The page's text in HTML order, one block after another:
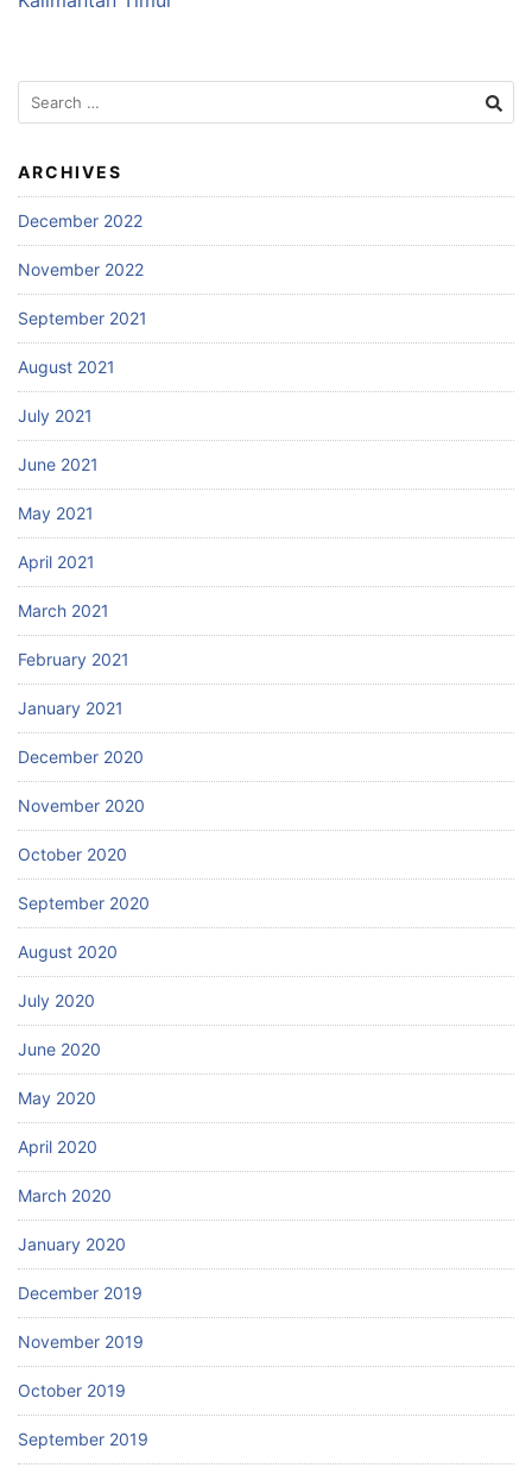
Search
for:
ARCHIVES
December 2022
November 2022
September 2021
August 2021
July 2021
June 2021
May 2021
April 2021
March 2021
February 2021
January 2021
December 2020
November 2020
October 2020
September 2020
August 2020
July 2020
June 2020
May 2020
April 2020
March 2020
January 2020
December 2019
November 2019
October 2019
September 2019